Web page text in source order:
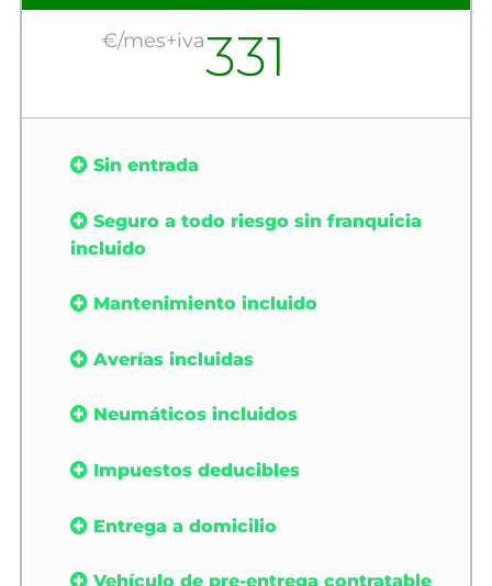
€/mes+iva331
Sin entrada
Seguro a todo riesgo sin franquicia
incluido
Mantenimiento incluido
Averías incluidas
Neumáticos incluidos
Impuestos deducibles
Entrega a domicilio
Vehículo de pre-entrega contratable